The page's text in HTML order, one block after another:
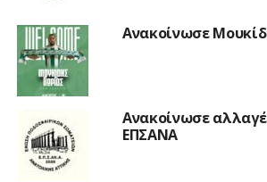
Ανακοίνωσε
Ανακοίνωσε
ΕΠΣΑΝΑ